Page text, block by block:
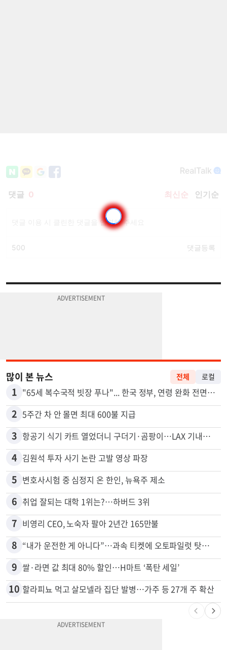
많이 본 뉴스 전체 로컬
1 "65세 복수국적 빗장 푸나"... 한국 정부, 연령 완화 전면 추진
2 5주간 차 안 몰면 최대 600불 지급
3 항공기 식기 카트 열었더니 구더기·곰팡이…LAX 기내식 업체 논란
4 김원석 투자 사기 논란 고발 영상 파장
5 변호사시험 중 심정지 온 한인, 뉴욕주 제소
6 취업 잘되는 대학 1위는?…하버드 3위
7 비영리 CEO, 노숙자 팔아 2년간 165만불
8 “내가 운전한 게 아니다”…과속 티켓에 오토파일럿 탓한 운전자
9 쌀·라면 값 최대 80% 할인…H마트 ‘폭탄 세일’
10 할라피뇨 먹고 살모넬라 집단 발병…가주 등 27개 주 확산